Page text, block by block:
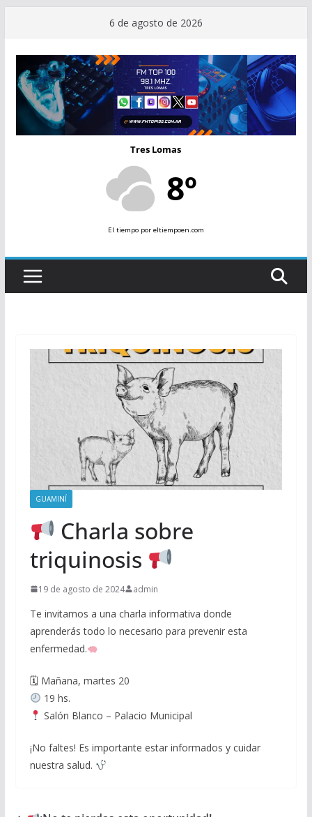
contenido
6 de agosto de 2026
Tres Lomas
8º
El tiempopor eltiempoen.com
GUAMINÍ
Charla sobre
triquinosis
19 de agosto de 2024 admin
Te invitamos a una charla informativa donde
aprenderás todo lo necesario para prevenir esta
enfermedad.
🗓 Mañana, martes 20
19 hs.
Salón Blanco – Palacio Municipal
¡No faltes! Es importante estar informados y cuidar
nuestra salud.